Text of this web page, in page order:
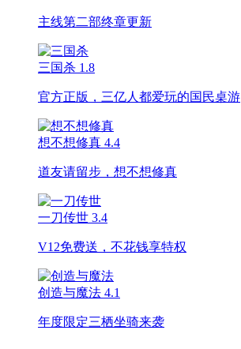
主线第二部终章更新
三国杀 1.8
官方正版，三亿人都爱玩的国民桌游
想不想修真 4.4
道友请留步，想不想修真
一刀传世 3.4
V12免费送，不花钱享特权
创造与魔法 4.1
年度限定三栖坐骑来袭